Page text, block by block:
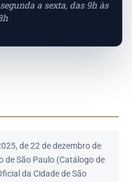
a sexta, das 9h às
de 22 de dezembro de
São Paulo (Catálogo de
da Cidade de São